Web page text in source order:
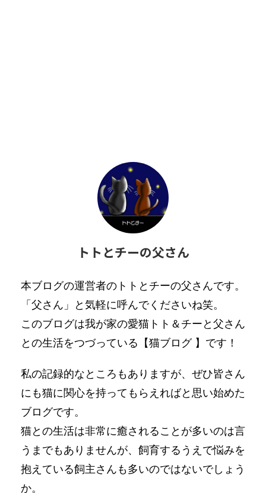
トトとチーの父さん
本ブログの運営者のトトとチーの父さんです。
「父さん」と気軽に呼んでくださいね笑。
このブログは我が家の愛猫トト＆チーと父さん
との生活をつづっている【猫ブログ 】です！
私の記録的なところもありますが、ぜひ皆さん
にも猫に関心を持ってもらえればと思い始めた
ブログです。
猫との生活は非常に癒されることが多いのは言
うまでもありませんが、飼育するうえで悩みを
抱えている飼主さんも多いのではないでしょう
か。